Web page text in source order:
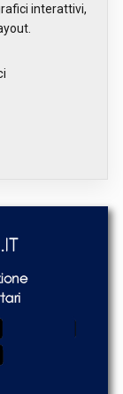
interattivi,